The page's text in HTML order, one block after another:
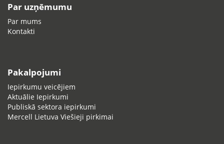
Par uzņēmumu
Par mums
Kontakti
Pakalpojumi
Iepirkumu veicējiem
Aktuālie Iepirkumi
Publiskā sektora iepirkumi
Mercell Lietuva Viešieji pirkimai